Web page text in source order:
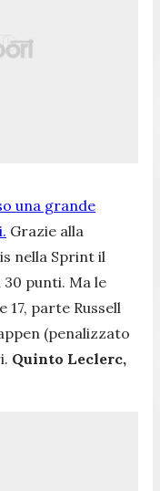
una grande
Grazie alla
nella Sprint il
punti. Ma le
parte Russell
(penalizzato
Quinto Leclerc,